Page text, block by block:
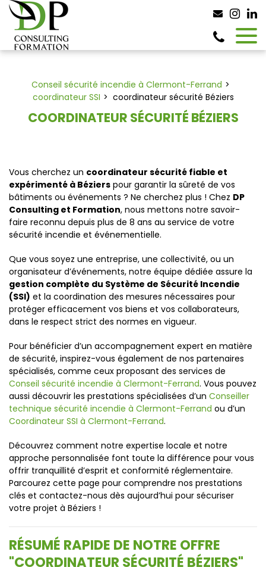
Conseil sécurité incendie à Clermont-Ferrand
coordinateur SSI
coordinateur sécurité Béziers
COORDINATEUR SÉCURITÉ BÉZIERS
Vous cherchez un coordinateur sécurité fiable et
expérimenté à Béziers pour garantir la sûreté de vos
bâtiments ou événements ? Ne cherchez plus ! Chez DP
Consulting et Formation, nous mettons notre savoir-
faire reconnu depuis plus de 8 ans au service de votre
sécurité incendie et événementielle.
Que vous soyez une entreprise, une collectivité, ou un
organisateur d’événements, notre équipe dédiée assure la
gestion complète du Système de Sécurité Incendie
(SSI) et la coordination des mesures nécessaires pour
protéger efficacement vos biens et vos collaborateurs,
dans le respect strict des normes en vigueur.
Pour bénéficier d’un accompagnement expert en matière
de sécurité, inspirez-vous également de nos partenaires
spécialisés, comme ceux proposant des services de
Conseil sécurité incendie à Clermont-Ferrand. Vous pouvez
aussi découvrir les prestations spécialisées d’un Conseiller
technique sécurité incendie à Clermont-Ferrand ou d’un
Coordinateur SSI à Clermont-Ferrand.
Découvrez comment notre expertise locale et notre
approche personnalisée font toute la différence pour vous
offrir tranquillité d’esprit et conformité réglementaire.
Parcourez cette page pour comprendre nos prestations
clés et contactez-nous dès aujourd’hui pour sécuriser
votre projet à Béziers !
RÉSUMÉ RAPIDE DE NOTRE OFFRE
"COORDINATEUR SÉCURITÉ BÉZIERS"
Panneau de gestion des cookies